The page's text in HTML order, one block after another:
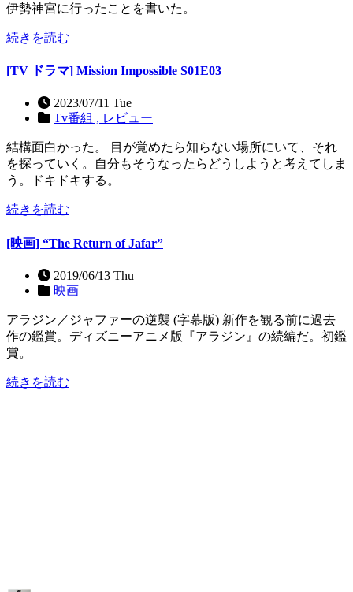
伊勢神宮に行ったことを書いた。
続きを読む
[TV ドラマ] Mission Impossible S01E03
2023/07/11 Tue
Tv番組 , レビュー
結構面白かった。 目が覚めたら知らない場所にいて、それ
を探っていく。自分もそうなったらどうしようと考えてしま
う。ドキドキする。
続きを読む
[映画] “The Return of Jafar”
2019/06/13 Thu
映画
アラジン／ジャファーの逆襲 (字幕版) 新作を観る前に過去
作の鑑賞。ディズニーアニメ版『アラジン』の続編だ。初鑑
賞。
続きを読む